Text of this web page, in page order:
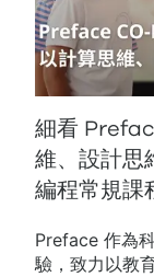
細看
維、設計思
編程常規課
Preface 作為
驗，致力以教